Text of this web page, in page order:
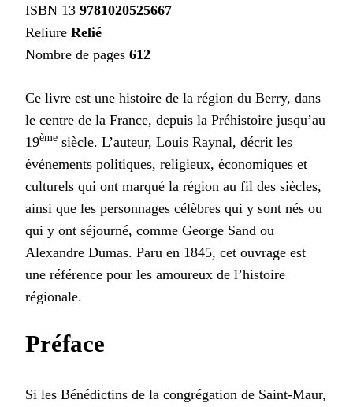
ISBN 13 9781020525667
Reliure Relié
Nombre de pages 612
Ce livre est une histoire de la région du Berry, dans
le centre de la France, depuis la Préhistoire jusqu’au
19ème siècle. L’auteur, Louis Raynal, décrit les
événements politiques, religieux, économiques et
culturels qui ont marqué la région au fil des siècles,
ainsi que les personnages célèbres qui y sont nés ou
qui y ont séjourné, comme George Sand ou
Alexandre Dumas. Paru en 1845, cet ouvrage est
une référence pour les amoureux de l’histoire
régionale.
Préface
Si les Bénédictins de la congrégation de Saint-Maur,